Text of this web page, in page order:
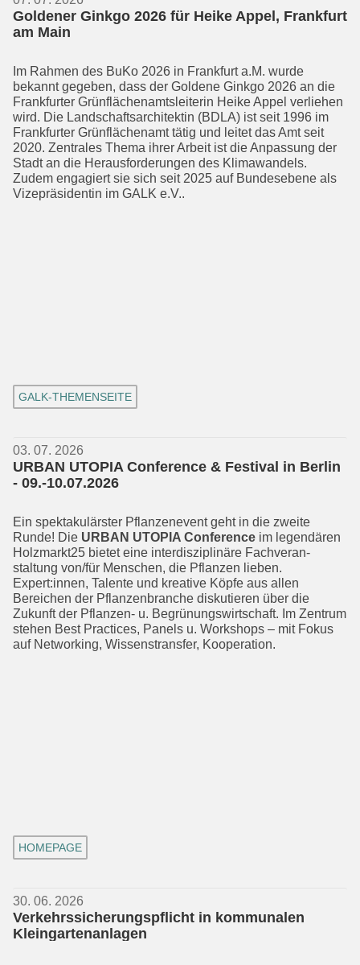
Goldener Ginkgo 2026 für Heike Appel, Frankfurt
am Main
Im Rahmen des BuKo 2026 in Frankfurt a.M. wurde
bekannt gegeben, dass der Goldene Ginkgo 2026 an die
Frankfurter Grünflächen­amts­leiterin Heike Appel verliehen
wird. Die Landschaftsarchi­tek­tin (BDLA) ist seit 1996 im
Frankfurter Grünflächenamt tätig und leitet das Amt seit
2020. Zentrales Thema ihrer Arbeit ist die Anpassung der
Stadt an die Heraus­forderungen des Klimawandels.
Zudem engagiert sie sich seit 2025 auf Bundes­ebene als
Vizepräsidentin im GALK e.V..
GALK-THEMENSEITE
03. 07. 2026
URBAN UTOPIA Conference & Festival in Berlin
- 09.-10.07.2026
Ein spektakulärster Pflanzenevent geht in die zweite
Runde! Die URBAN UTOPIA Conference im legendären
Holzmarkt25 bietet eine interdisziplinäre Fachveran­
staltung von/für Menschen, die Pflan­zen lieben.
Expert:innen, Talente und kreative Köpfe aus allen
Bereichen der Pflanzen­branche diskutieren über die
Zukunft der Pflanzen- u. Begrünungswirt­schaft. Im Zentrum
stehen Best Practices, Panels u. Workshops – mit Fokus
auf Net­working, Wissenstransfer, Kooperation.
HOMEPAGE
30. 06. 2026
Verkehrssicherungspflicht in kommunalen
Kleingartenanlagen